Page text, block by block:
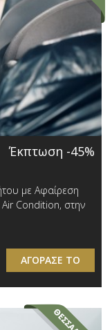
Έκπτωση -45%
με Αφαίρεση
Condition, στην
ΑΓΟΡΑΣΕ ΤΟ